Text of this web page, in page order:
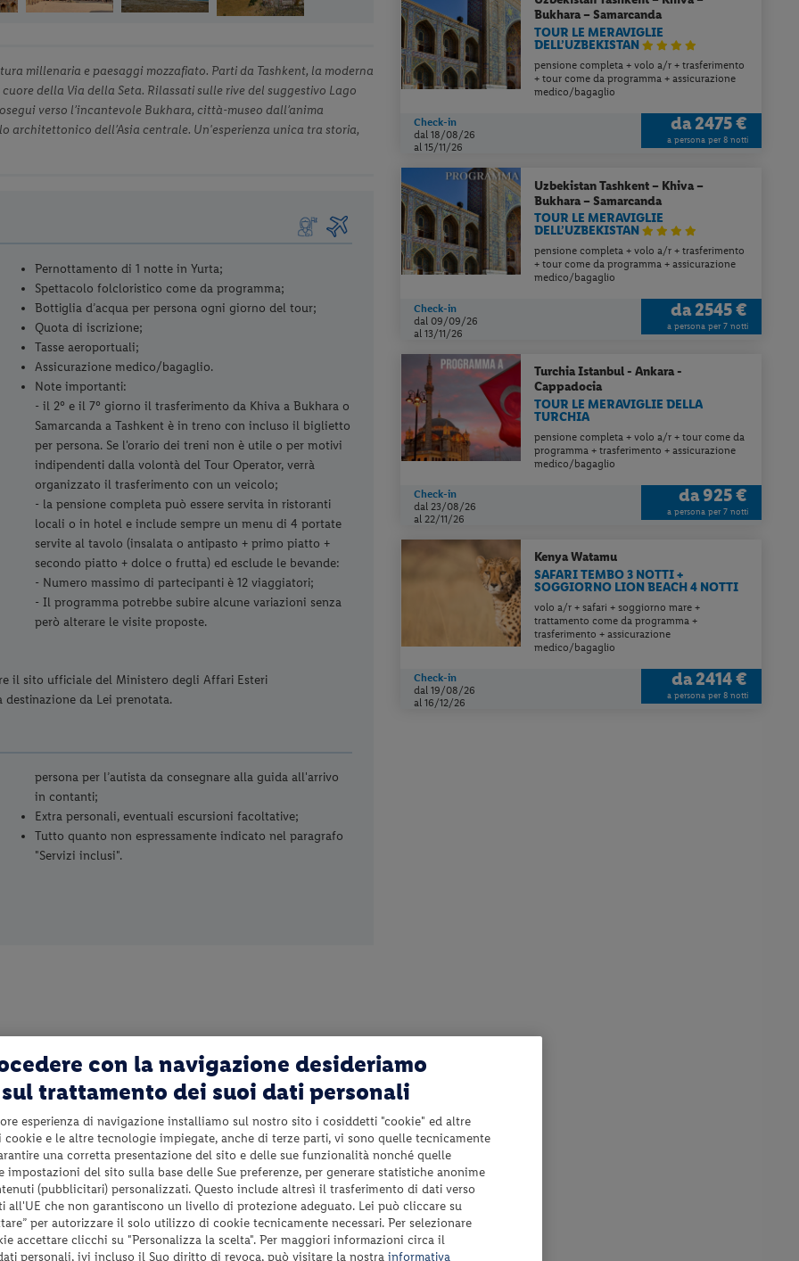
millenaria e paesaggi mozzafiato. Parti da Tashkent, la moderna
della Via della Seta. Rilassati sulle rive del suggestivo Lago
verso l’incantevole Bukhara, città-museo dall’anima
architettonico dell’Asia centrale. Un'esperienza unica tra storia,
Pernottamento di 1 notte in Yurta;
Spettacolo folcloristico come da programma;
Bottiglia d’acqua per persona ogni giorno del tour;
Quota di iscrizione;
Tasse aeroportuali;
Assicurazione medico/bagaglio.
Note importanti:
- il 2° e il 7° giorno il trasferimento da Khiva a Bukhara o
Samarcanda a Tashkent è in treno con incluso il biglietto
per persona. Se l'orario dei treni non è utile o per motivi
indipendenti dalla volontà del Tour Operator, verrà
organizzato il trasferimento con un veicolo;
- la pensione completa può essere servita in ristoranti
locali o in hotel e include sempre un menu di 4 portate
servite al tavolo (insalata o antipasto + primo piatto +
secondo piatto + dolce o frutta) ed esclude le bevande:
- Numero massimo di partecipanti è 12 viaggiatori;
- Il programma potrebbe subire alcune variazioni senza
però alterare le visite proposte.
il sito ufficiale del Ministero degli Affari Esteri
da Lei prenotata.
persona per l’autista da consegnare alla guida all'arrivo
in contanti;
Extra personali, eventuali escursioni facoltative;
Tutto quanto non espressamente indicato nel paragrafo
"Servizi inclusi".
qui!
nell’offerta,clicca qui!
a 24 ore prima della partenza.
Bukhara – Samarcanda
TOUR LE MERAVIGLIE
DELL’UZBEKISTAN
pensione completa + volo a/r + trasferimento
+ tour come da programma + assicurazione
medico/bagaglio
Check-in
dal 18/08/26
al 15/11/26
da2475 €
a persona per 8 notti
UzbekistanTashkent – Khiva –
Bukhara – Samarcanda
TOUR LE MERAVIGLIE
DELL’UZBEKISTAN
pensione completa + volo a/r + trasferimento
+ tour come da programma + assicurazione
medico/bagaglio
Check-in
dal 09/09/26
al 13/11/26
da2545 €
a persona per 7 notti
TurchiaIstanbul - Ankara -
Cappadocia
TOUR LE MERAVIGLIE DELLA
TURCHIA
pensione completa + volo a/r + tour come da
programma + trasferimento + assicurazione
medico/bagaglio
Check-in
dal 23/08/26
al 22/11/26
da925 €
a persona per 7 notti
KenyaWatamu
SAFARI TEMBO 3 NOTTI +
SOGGIORNO LION BEACH 4 NOTTI
volo a/r + safari + soggiorno mare +
trattamento come da programma +
trasferimento + assicurazione
medico/bagaglio
Check-in
dal 19/08/26
al 16/12/26
da2414 €
a persona per 8 notti
con la navigazione desideriamo
trattamento dei suoi dati personali
esperienza di navigazione installiamo sul nostro sito i cosiddetti "cookie" ed altre
e le altre tecnologie impiegate, anche di terze parti, vi sono quelle tecnicamente
una corretta presentazione del sito e delle sue funzionalità nonché quelle
impostazioni del sito sulla base delle Sue preferenze, per generare statistiche anonime
(pubblicitari) personalizzati. Questo include altresì il trasferimento di dati verso
all'UE che non garantiscono un livello di protezione adeguato. Lei può cliccare su
per autorizzare il solo utilizzo di cookie tecnicamente necessari. Per selezionare
accettare clicchi su "Personalizza la scelta". Per maggiori informazioni circa il
personali, ivi incluso il Suo diritto di revoca, può visitare la nostra informativa